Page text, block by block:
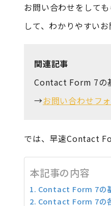
お問い合わせをして
して、わかりやすい
関連記事
Contact Form 7の
→お問い合わせフ
では、早速Contact
本記事の内容
Contact Form 7の
Contact Form 7の